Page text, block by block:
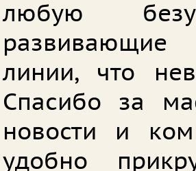
любую
развивающие
линии, что
Спасибо за
новости и
удобно